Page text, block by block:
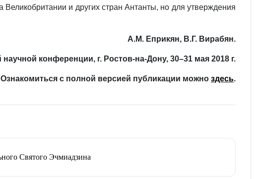
и других стран Антанты, но для утверждения
А.М. Еприкян, В.Г. Вирабян.
конференции, г. Ростов-на-Дону, 30–31 мая 2018 г.
Ознакомиться с полной версией публикации можно здесь.
Святого Эчмиадзина